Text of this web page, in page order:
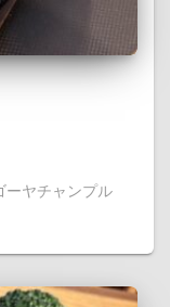
ーヤチャンプル